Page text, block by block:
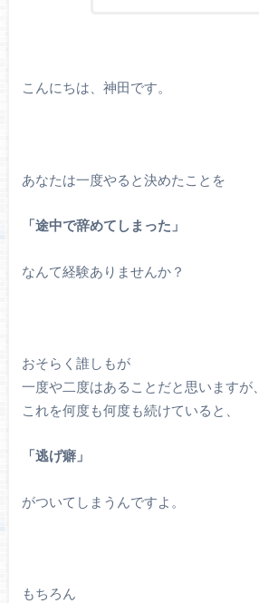
こんにちは、神田です。
あなたは一度やると決めたことを
「途中で辞めてしまった」
なんて経験ありませんか？
おそらく誰しもが
一度や二度はあることだと思いますが、
これを何度も何度も続けていると、
「逃げ癖」
がついてしまうんですよ。
もちろん